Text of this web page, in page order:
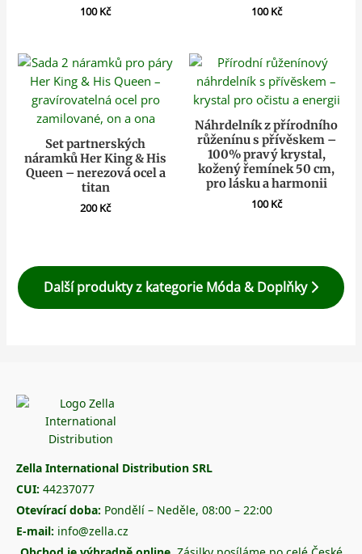
100Kč
100Kč
Set partnerských
náramků Her King & His
Queen – nerezová ocel a
titan
200Kč
Náhrdelník z přírodního
růženínu s přívěskem –
100% pravý krystal,
kožený řemínek 50 cm,
pro lásku a harmonii
100Kč
Další produkty z kategorie Móda & Doplňky
Zella International Distribution SRL
CUI: 44237077
Otevírací doba: Pondělí – Neděle, 08:00 – 22:00
E-mail: info@zella.cz